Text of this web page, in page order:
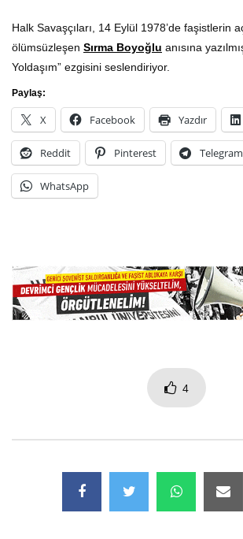
4
Halk Savaşçıları, 14 Eylül 1978’de faşistlerin
ölümsüzleşen Sırma Boyoğlu anısına
Yoldaşım” ezgisini seslendiriyor.
Paylaş:
X Facebook Yazdır
Reddit Pinterest Telegram
WhatsApp
4